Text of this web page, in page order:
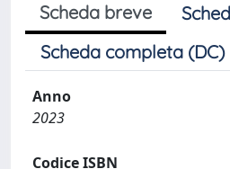
Scheda breve
Scheda completa (DC)
Anno
2023
Codice ISBN